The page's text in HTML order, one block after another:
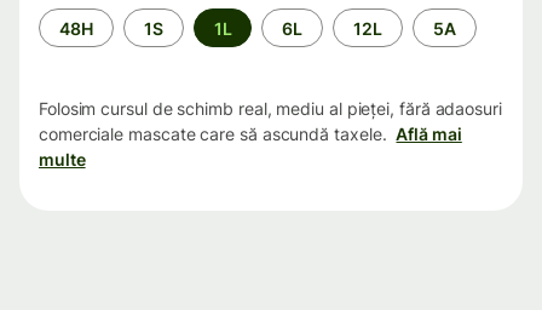
Perioada
48H 1S 1L 6L 12L 5A
Folosim cursul de schimb real, mediu al pieței, fără adaosuri
comerciale mascate care să ascundă taxele. Află mai
multe